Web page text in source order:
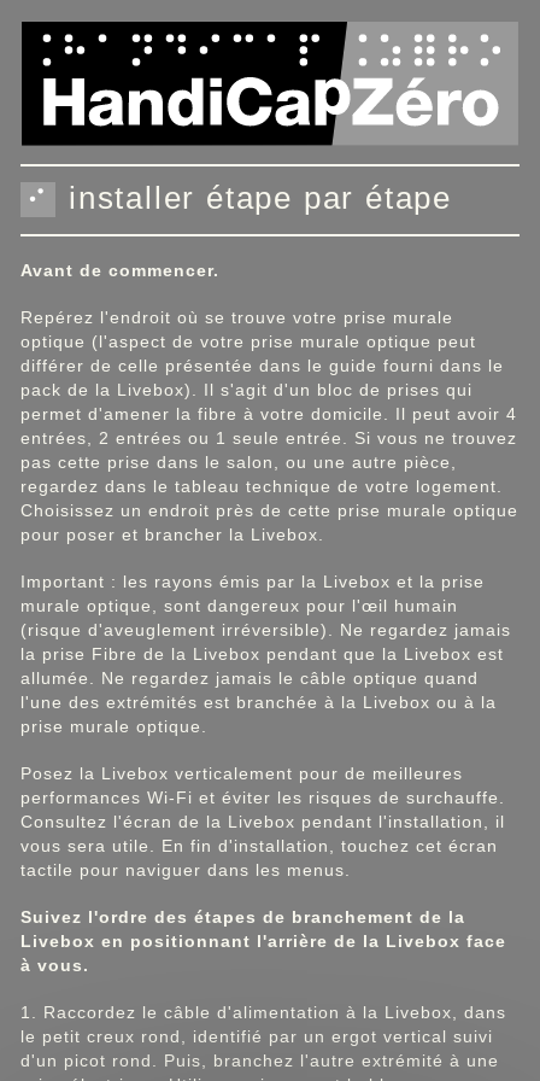
installer étape par étape
Avant de commencer.
Repérez l'endroit où se trouve votre prise murale
optique (l'aspect de votre prise murale optique peut
différer de celle présentée dans le guide fourni dans le
pack de la Livebox). Il s'agit d'un bloc de prises qui
permet d'amener la fibre à votre domicile. Il peut avoir 4
entrées, 2 entrées ou 1 seule entrée. Si vous ne trouvez
pas cette prise dans le salon, ou une autre pièce,
regardez dans le tableau technique de votre logement.
Choisissez un endroit près de cette prise murale optique
pour poser et brancher la Livebox.
Important : les rayons émis par la Livebox et la prise
murale optique, sont dangereux pour l'œil humain
(risque d'aveuglement irréversible). Ne regardez jamais
la prise Fibre de la Livebox pendant que la Livebox est
allumée. Ne regardez jamais le câble optique quand
l'une des extrémités est branchée à la Livebox ou à la
prise murale optique.
Posez la Livebox verticalement pour de meilleures
performances Wi-Fi et éviter les risques de surchauffe.
Consultez l'écran de la Livebox pendant l'installation, il
vous sera utile. En fin d'installation, touchez cet écran
tactile pour naviguer dans les menus.
Suivez l'ordre des étapes de branchement de la
Livebox en positionnant l'arrière de la Livebox face
à vous.
1. Raccordez le câble d'alimentation à la Livebox, dans
le petit creux rond, identifié par un ergot vertical suivi
d'un picot rond. Puis, branchez l'autre extrémité à une